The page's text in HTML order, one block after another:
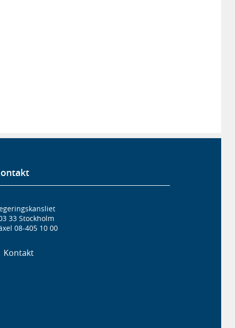
33 Stockholm
08-405 10 00
Kontakt